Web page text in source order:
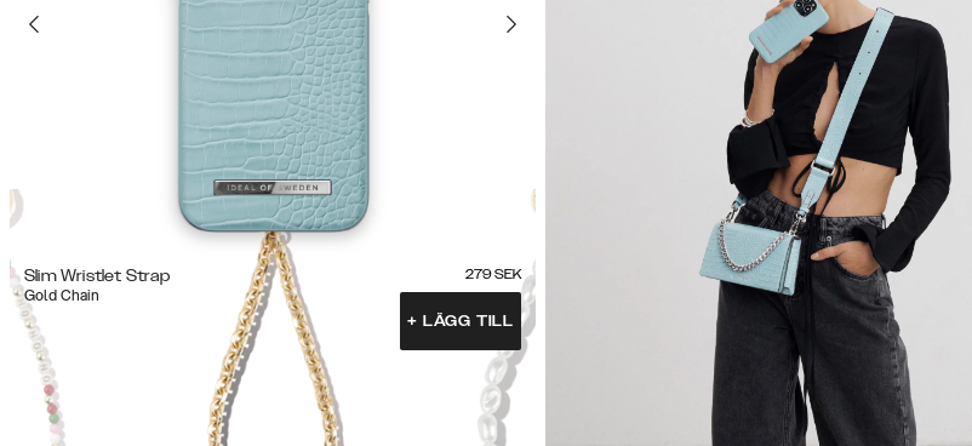
Slim Wristlet Strap
Gold Chain
279 SEK
+ LÄGG TILL